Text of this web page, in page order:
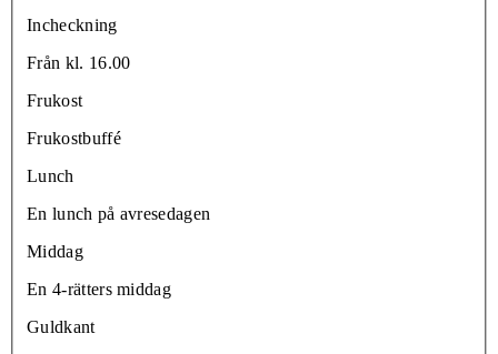
Incheckning
Från kl. 16.00
Frukost
Frukostbuffé
Lunch
En lunch på avresedagen
Middag
En 4-rätters middag
Guldkant